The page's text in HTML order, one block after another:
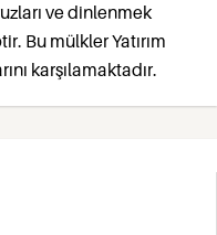
ve dinlenmek
Bu mülkler Yatırım
karşılamaktadır.